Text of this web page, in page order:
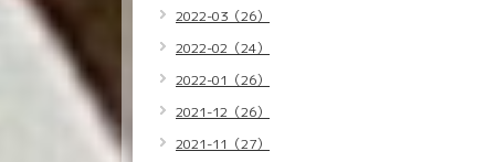
2022-03（26）
2022-02（24）
2022-01（26）
2021-12（26）
2021-11（27）